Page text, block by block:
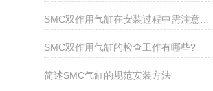
SMC双作用气缸在安装过程中需注意以下关键事项
SMC双作用气缸的检查工作有哪些?
简述SMC气缸的规范安装方法